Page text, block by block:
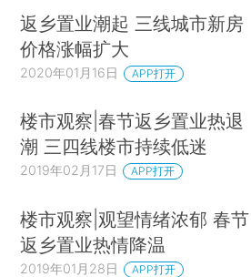
返乡置业潮起 三线城市新房
价格涨幅扩大
2020年01月16日 APP打开
楼市观察|春节返乡置业热退
潮 三四线楼市持续低迷
2019年02月17日 APP打开
楼市观察|观望情绪浓郁 春节
返乡置业热情降温
2019年01月28日 APP打开